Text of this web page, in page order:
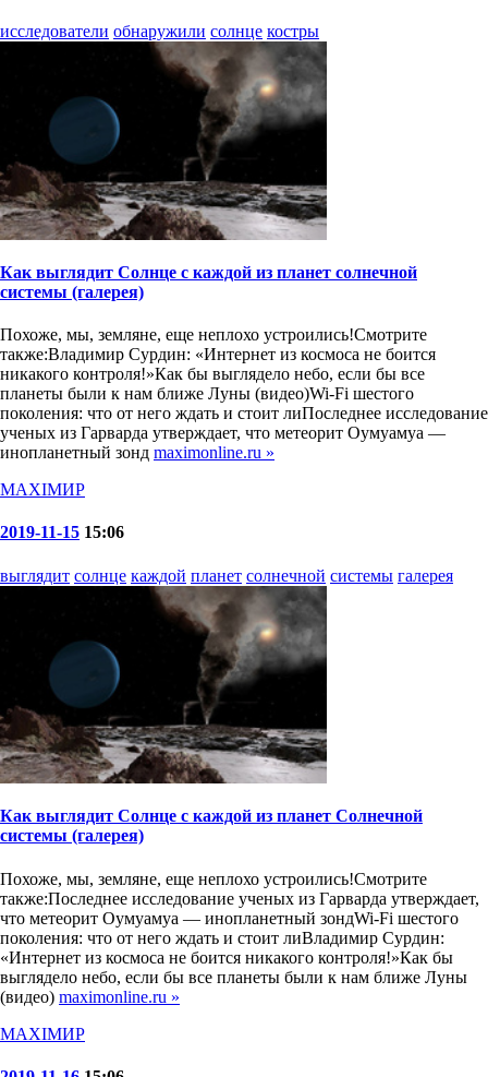
исследователи обнаружили солнце костры
Как выглядит Солнце с каждой из планет солнечной
системы (галерея)
Похоже, мы, земляне, еще неплохо устроились!Смотрите
также:Владимир Сурдин: «Интернет из космоса не боится
никакого контроля!»Как бы выглядело небо, если бы все
планеты были к нам ближе Луны (видео)Wi-Fi шестого
поколения: что от него ждать и стоит лиПоследнее исследование
ученых из Гарварда утверждает, что метеорит Оумуамуа —
инопланетный зонд maximonline.ru »
MAXIMИР
2019-11-15 15:06
выглядит солнце каждой планет солнечной системы галерея
Как выглядит Солнце с каждой из планет Солнечной
системы (галерея)
Похоже, мы, земляне, еще неплохо устроились!Смотрите
также:Последнее исследование ученых из Гарварда утверждает,
что метеорит Оумуамуа — инопланетный зондWi-Fi шестого
поколения: что от него ждать и стоит лиВладимир Сурдин:
«Интернет из космоса не боится никакого контроля!»Как бы
выглядело небо, если бы все планеты были к нам ближе Луны
(видео) maximonline.ru »
MAXIMИР